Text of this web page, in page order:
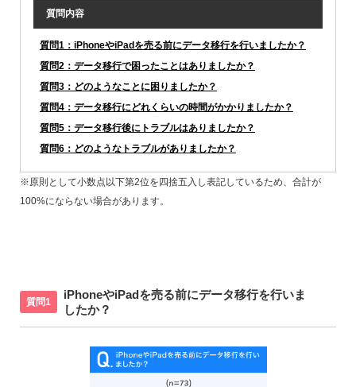
質問内容
質問1：iPhoneやiPadを売る前にデータ移行を行いましたか？
質問2：データ移行で困ったことはありましたか？
質問3：どのようなことに困りましたか？
質問4：データ移行にどれくらいの時間がかかりましたか？
質問5：データ移行後にトラブルはありましたか？
質問6：どのようなトラブルがありましたか？
※原則として小数点以下第2位を四捨五入し表記しているため、合計が
100%にならない場合があります。
質問1
iPhoneやiPadを売る前にデータ移行を行いま
したか？